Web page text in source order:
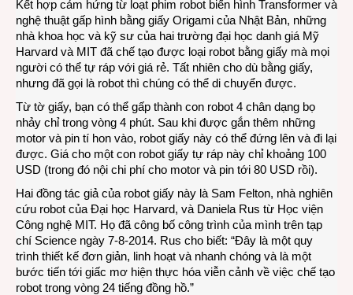
theo
gấp
Kết hợp cảm hứng từ loạt phim robot biến hình Transformer và
nghệ thuật gấp hình bằng giấy Origami của Nhật Bản, những
nhà khoa học và kỹ sư của hai trường đại học danh giá Mỹ
Harvard và MIT đã chế tạo được loại robot bằng giấy mà mọi
người có thể tự ráp với giá rẻ. Tất nhiên cho dù bằng giấy,
nhưng đã gọi là robot thì chúng có thể di chuyển được.
Từ tờ giấy, bạn có thể gấp thành con robot 4 chân dạng bọ
nhảy chỉ trong vòng 4 phút. Sau khi được gắn thêm những
motor và pin tí hon vào, robot giấy này có thể đứng lên và đi lại
được. Giá cho một con robot giấy tự ráp này chỉ khoảng 100
USD (trong đó nội chi phí cho motor và pin tới 80 USD rồi).
Hai đồng tác giả của robot giấy này là Sam Felton, nhà nghiên
cứu robot của Đại học Harvard, và Daniela Rus từ Học viện
Công nghệ MIT. Họ đã công bố công trình của mình trên tạp
chí Science ngày 7-8-2014. Rus cho biết: “Đây là một quy
trình thiết kế đơn giản, linh hoạt và nhanh chóng và là một
bước tiến tới giấc mơ hiện thực hóa viễn cảnh về việc chế tạo
robot trong vòng 24 tiếng đồng hồ.”